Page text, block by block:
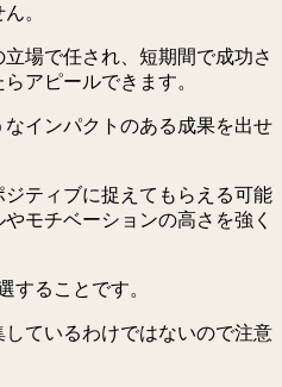
。
場で任され、短期間で成功さ
アピールできます。
インパクトのある成果を出せ
ティブに捉えてもらえる可能
モチベーションの高さを強く
することです。
ているわけではないので注意